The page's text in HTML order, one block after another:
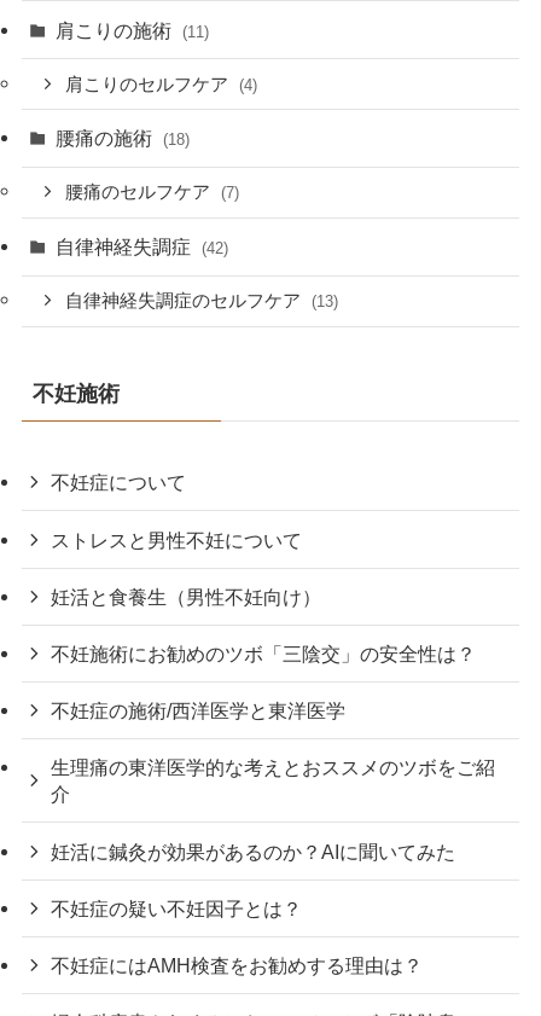
肩こりの施術 (11)
肩こりのセルフケア (4)
腰痛の施術 (18)
腰痛のセルフケア (7)
自律神経失調症 (42)
自律神経失調症のセルフケア (13)
不妊施術
不妊症について
ストレスと男性不妊について
妊活と食養生（男性不妊向け）
不妊施術にお勧めのツボ「三陰交」の安全性は？
不妊症の施術/西洋医学と東洋医学
生理痛の東洋医学的な考えとおススメのツボをご紹
介
妊活に鍼灸が効果があるのか？AIに聞いてみた
不妊症の疑い不妊因子とは？
不妊症にはAMH検査をお勧めする理由は？